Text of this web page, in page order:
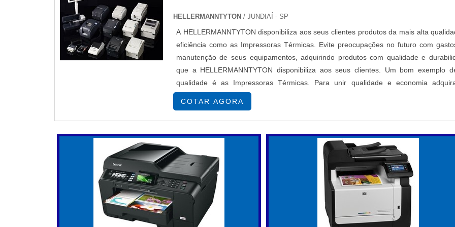
flexibilidade é um ponto forte das impressoras adaptadas, permitindo personalizações em projetos. No
as impressoras de fábrica geralmente vêm com garantias mais robustas, oferecendo maior segurança
usuário.
VANTAGENS E DESVANTAGENS
Alta qualidade de impressão com cores vibrantes.
Menor necessidade de manutenção.
Desvantagens:
Custo inicial elevado.
Limitações em tipos de substratos.
Vantagens das Impressoras Adaptadas:
HELLERMANNTYTON / JUNDIAÍ - SP
A HELLERMANNTYTON disponibiliza aos seus clientes produtos da mais alta
eficiência como as Impressoras Térmicas. Evite preocupações no futuro com
manutenção de seus equipamentos, adquirindo produtos com qualidade e
que a HELLERMANNTYTON disponibiliza aos seus clientes. Um bom exemplo
qualidade é as Impressoras Térmicas. Para unir qualidade e economia
Impressoras Térmicas na HELLERMANNT...
COTAR AGORA